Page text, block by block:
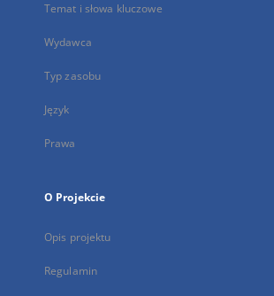
Temat i słowa kluczowe
Wydawca
Typ zasobu
Język
Prawa
O Projekcie
Opis projektu
Regulamin